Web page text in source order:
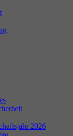
2026